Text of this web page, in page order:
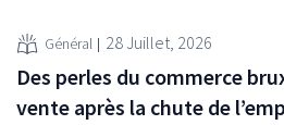
Général 28 Juillet, 2026
Des perles du commerce
vente après la chute de